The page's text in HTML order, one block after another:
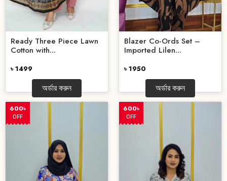
Ready Three Piece Lawn
Cotton with...
৳ 1499
অর্ডার করুন
Blazer Co-Ords Set –
Imported Lilen...
৳ 1950
অর্ডার করুন
600৳
OFF
600৳
OFF